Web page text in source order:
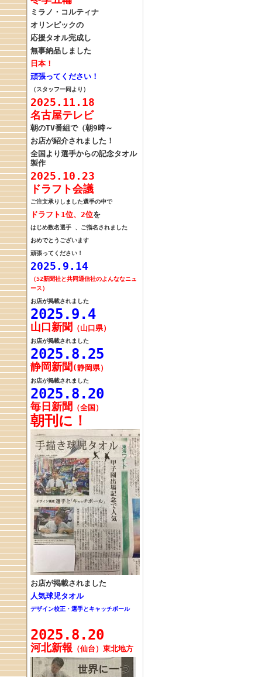
ミラノ・コルティナ
オリンピックの
応援タオル完成し
無事納品しました
日本！
頑張ってください！
（スタッフ一同より）
2025.11.18
名古屋テレビ
朝のTV番組で（朝9時～
お店が紹介されました！
全国より選手からの記念タオル
製作
2025.10.23
ドラフト会議
ご注文承りしました選手の中で
ドラフト1位、 2位を
はじめ数名選手 、
ご指名されました
おめでとうございます
頑張ってください！
2025.9.14
（52新聞社と共同通信社のよんななニュ
ース）
お店が掲載されました
2025.9.4
山口新聞 （山口県）
お店が掲載されました
2025.8.25
静岡新聞 (静岡県）
お店が掲載されました
2025.8.20
毎日新聞 （全国）
朝刊に！
お店が掲載されました
人気球児タオル
デザイン校正・選手とキャッチボール
2025.8.20
河北新報 （仙台）東北地方